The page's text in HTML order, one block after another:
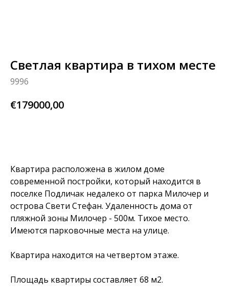
Светлая квартира в тихом месте
9996
€179000,00
Квартира расположена в жилом доме
современной постройки, который находится в
поселке Подличак недалеко от парка Милочер и
острова Свети Стефан. Удаленность дома от
пляжной зоны Милочер - 500м. Тихое место.
Имеются парковочные места на улице.
Квартира находится на четвертом этаже.
Площадь квартиры составляет 68 м2.